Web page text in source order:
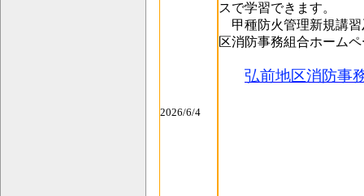
2026/6/4
スで学習できます。
甲種防火管理新規講習
区消防事務組合ホーム
弘前地区消防事